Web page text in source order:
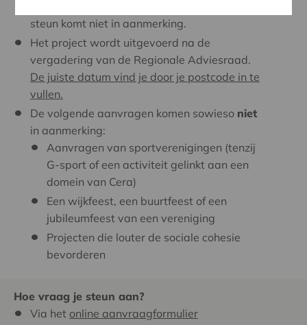
steun komt niet in aanmerking.
Het project wordt uitgevoerd na de
vergadering van de Regionale Adviesraad.
De juiste datum vind je door je postcode in te
vullen.
De volgende aanvragen komen sowieso niet
in aanmerking:
Aanvragen van sportverenigingen (tenzij
G-sport of een activiteit gelinkt aan een
domein van Cera)
Een wijkfeest, een buurtfeest of een
jubileumfeest van een vereniging
Projecten die louter de sociale cohesie
bevorderen
Hoe vraag je steun aan?
Via het online aanvraagformulier